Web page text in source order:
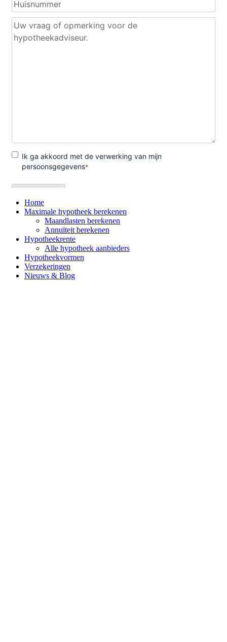
Home
Maximale hypotheek berekenen
Maandlasten berekenen
Annuïteit berekenen
Hypotheekrente
Alle hypotheek aanbieders
Hypotheekvormen
Verzekeringen
Nieuws & Blog